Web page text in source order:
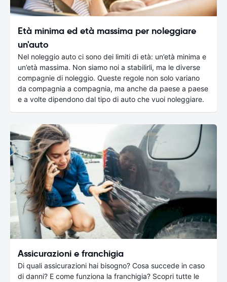
Età minima ed età massima per noleggiare
un'auto
Nel noleggio auto ci sono dei limiti di età: un’età minima e
un’età massima. Non siamo noi a stabilirli, ma le diverse
compagnie di noleggio. Queste regole non solo variano
da compagnia a compagnia, ma anche da paese a paese
e a volte dipendono dal tipo di auto che vuoi noleggiare.
Assicurazioni e franchigia
Di quali assicurazioni hai bisogno? Cosa succede in caso
di danni? E come funziona la franchigia? Scopri tutte le